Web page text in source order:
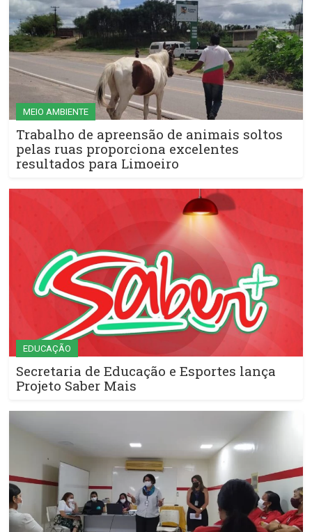
MEIO AMBIENTE
Trabalho de apreensão de animais soltos
pelas ruas proporciona excelentes
resultados para Limoeiro
EDUCAÇÃO
Secretaria de Educação e Esportes lança
Projeto Saber Mais